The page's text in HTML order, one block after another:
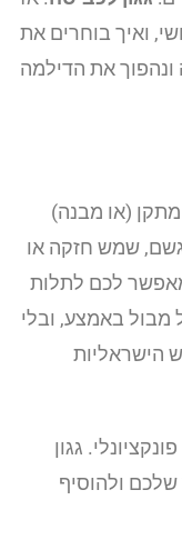
ואיך בוחרים את
ונהפוך את הדילמה
(או מבנה)
שמש חזקה או
מאפשר לכם לתלות
מבול באמצע, ובלי
הישראליות
גגון
ולהוסיף